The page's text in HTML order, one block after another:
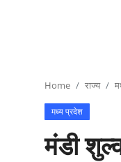
Home राज्य
मध्य प्रदेश
मंडी